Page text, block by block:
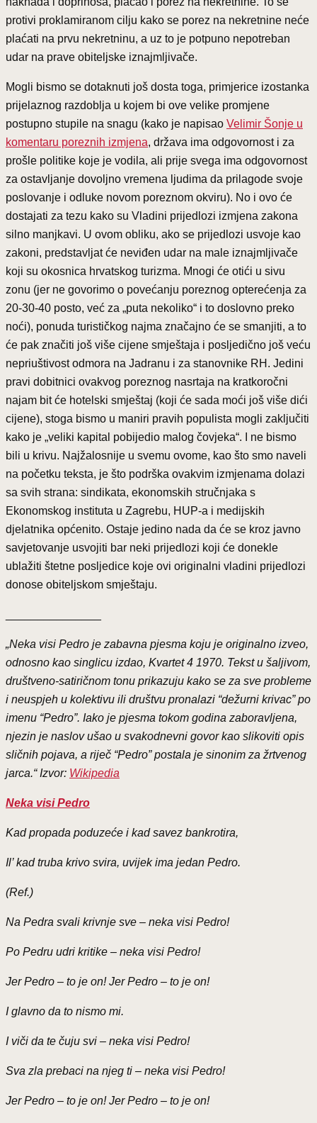
protivi proklamiranom cilju kako se porez na nekretnine neće
plaćati na prvu nekretninu, a uz to je potpuno nepotreban
udar na prave obiteljske iznajmljivače.
Mogli bismo se dotaknuti još dosta toga, primjerice izostanka
prijelaznog razdoblja u kojem bi ove velike promjene
postupno stupile na snagu (kako je napisao Velimir Šonje u
komentaru poreznih izmjena, država ima odgovornost i za
prošle politike koje je vodila, ali prije svega ima odgovornost
za ostavljanje dovoljno vremena ljudima da prilagode svoje
poslovanje i odluke novom poreznom okviru). No i ovo će
dostajati za tezu kako su Vladini prijedlozi izmjena zakona
silno manjkavi. U ovom obliku, ako se prijedlozi usvoje kao
zakoni, predstavljat će neviđen udar na male iznajmljivače
koji su okosnica hrvatskog turizma. Mnogi će otići u sivu
zonu (jer ne govorimo o povećanju poreznog opterećenja za
20-30-40 posto, već za „puta nekoliko“ i to doslovno preko
noći), ponuda turističkog najma značajno će se smanjiti, a to
će pak značiti još više cijene smještaja i posljedično još veću
nepriuštivost odmora na Jadranu i za stanovnike RH. Jedini
pravi dobitnici ovakvog poreznog nasrtaja na kratkoročni
najam bit će hotelski smještaj (koji će sada moći još više dići
cijene), stoga bismo u maniri pravih populista mogli zaključiti
kako je „veliki kapital pobijedio malog čovjeka“. I ne bismo
bili u krivu. Najžalosnije u svemu ovome, kao što smo naveli
na početku teksta, je što podrška ovakvim izmjenama dolazi
sa svih strana: sindikata, ekonomskih stručnjaka s
Ekonomskog instituta u Zagrebu, HUP-a i medijskih
djelatnika općenito. Ostaje jedino nada da će se kroz javno
savjetovanje usvojiti bar neki prijedlozi koji će donekle
ublažiti štetne posljedice koje ovi originalni vladini prijedlozi
donose obiteljskom smještaju.
„Neka visi Pedro je zabavna pjesma koju je originalno izveo,
odnosno kao singlicu izdao, Kvartet 4 1970. Tekst u šaljivom,
društveno-satiričnom tonu prikazuju kako se za sve probleme
i neuspjeh u kolektivu ili društvu pronalazi “dežurni krivac” po
imenu “Pedro”. Iako je pjesma tokom godina zaboravljena,
njezin je naslov ušao u svakodnevni govor kao slikoviti opis
sličnih pojava, a riječ “Pedro” postala je sinonim za žrtvenog
jarca.“ Izvor: Wikipedia
Neka visi Pedro
Kad propada poduzeće i kad savez bankrotira,
Il’ kad truba krivo svira, uvijek ima jedan Pedro.
(Ref.)
Na Pedra svali krivnje sve – neka visi Pedro!
Po Pedru udri kritike – neka visi Pedro!
Jer Pedro – to je on! Jer Pedro – to je on!
I glavno da to nismo mi.
I viči da te čuju svi – neka visi Pedro!
Sva zla prebaci na njeg ti – neka visi Pedro!
Jer Pedro – to je on! Jer Pedro – to je on!